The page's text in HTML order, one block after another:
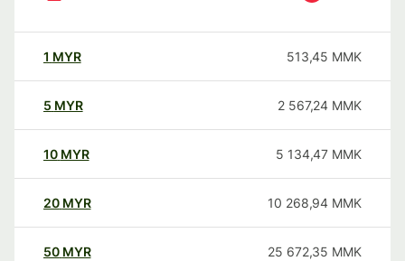
1 MYR 513,45 MMK
5 MYR 2 567,24 MMK
10 MYR 5 134,47 MMK
20 MYR 10 268,94 MMK
50 MYR 25 672,35 MMK